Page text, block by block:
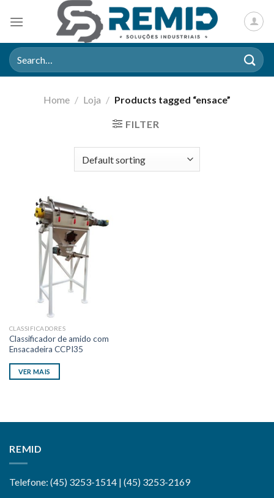
Search
for:
Home / Loja / Products tagged “ensace”
FILTER
CLASSIFICADORES
Classificador de amido com
Ensacadeira CCPI35
VER MAIS
REMID
Telefone: (45) 3253-1514 | (45) 3253-2169